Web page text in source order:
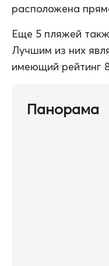
расположена
Еще 5 пляжей
Лучшим из них
имеющий рейтинг
Панорама